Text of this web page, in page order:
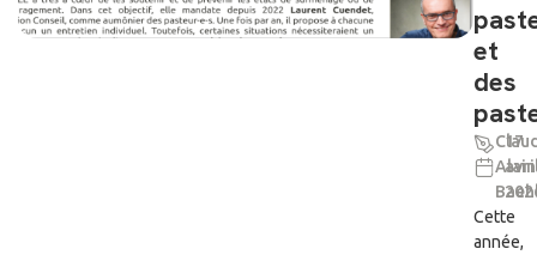
et
des
Alain
17
Cette
année,